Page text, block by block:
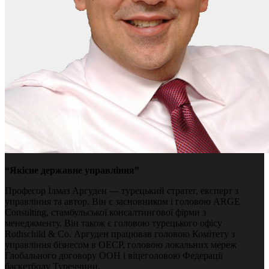
“Якісне державне управління”
Професор Їлмаз Аргуден — турецький стратег, експерт з
управління та автор. Він є засновником і головою ARGE
Consulting, стамбульської консалтингової фірми з
менеджменту. Він також є головою турецького офісу
Rothschild & Co. Аргуден працював головою Комітету з
управління бізнесом в ОЕСР, головою локальних мереж
Глобального договору ООН і віцеголовою Федерації
баскетболу Туреччини.